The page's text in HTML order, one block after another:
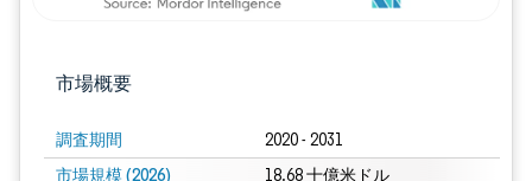
市場概要
調査期間 2020 - 2031
市場規模 (2026) 18.68 十億米ドル